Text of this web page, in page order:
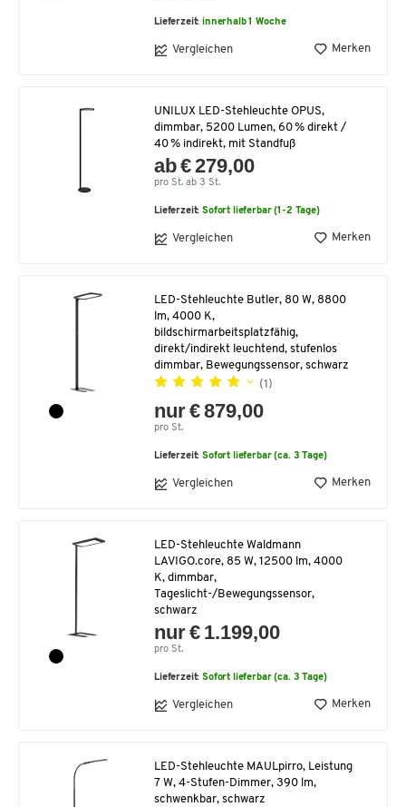
Lieferzeit:innerhalb 1 Woche
Vergleichen Merken
UNILUX LED-Stehleuchte OPUS,
dimmbar, 5200 Lumen, 60 % direkt /
40 % indirekt, mit Standfuß
ab € 279,00
pro St. ab 3 St.
Lieferzeit:Sofort lieferbar (1-2 Tage)
Vergleichen Merken
LED-Stehleuchte Butler, 80 W, 8800
lm, 4000 K,
bildschirmarbeitsplatzfähig,
direkt/indirekt leuchtend, stufenlos
dimmbar, Bewegungssensor, schwarz
(1)
nur € 879,00
pro St.
Lieferzeit:Sofort lieferbar (ca. 3 Tage)
Vergleichen Merken
LED-Stehleuchte Waldmann
LAVIGO.core, 85 W, 12500 lm, 4000
K, dimmbar,
Tageslicht-/Bewegungssensor,
schwarz
nur € 1.199,00
pro St.
Lieferzeit:Sofort lieferbar (ca. 3 Tage)
Vergleichen Merken
LED-Stehleuchte MAULpirro, Leistung
7 W, 4-Stufen-Dimmer, 390 lm,
schwenkbar, schwarz